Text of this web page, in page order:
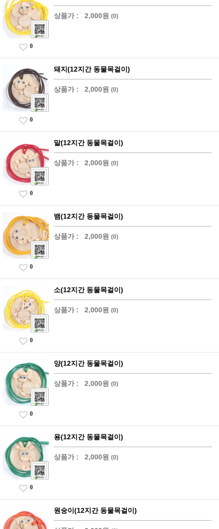
상품가 : 2,000원 (0)
0
돼지(12지간 동물목걸이)
상품가 : 2,000원 (0)
0
말(12지간 동물목걸이)
상품가 : 2,000원 (0)
0
뱀(12지간 동물목걸이)
상품가 : 2,000원 (0)
0
소(12지간 동물목걸이)
상품가 : 2,000원 (0)
0
양(12지간 동물목걸이)
상품가 : 2,000원 (0)
0
용(12지간 동물목걸이)
상품가 : 2,000원 (0)
0
원숭이(12지간 동물목걸이)